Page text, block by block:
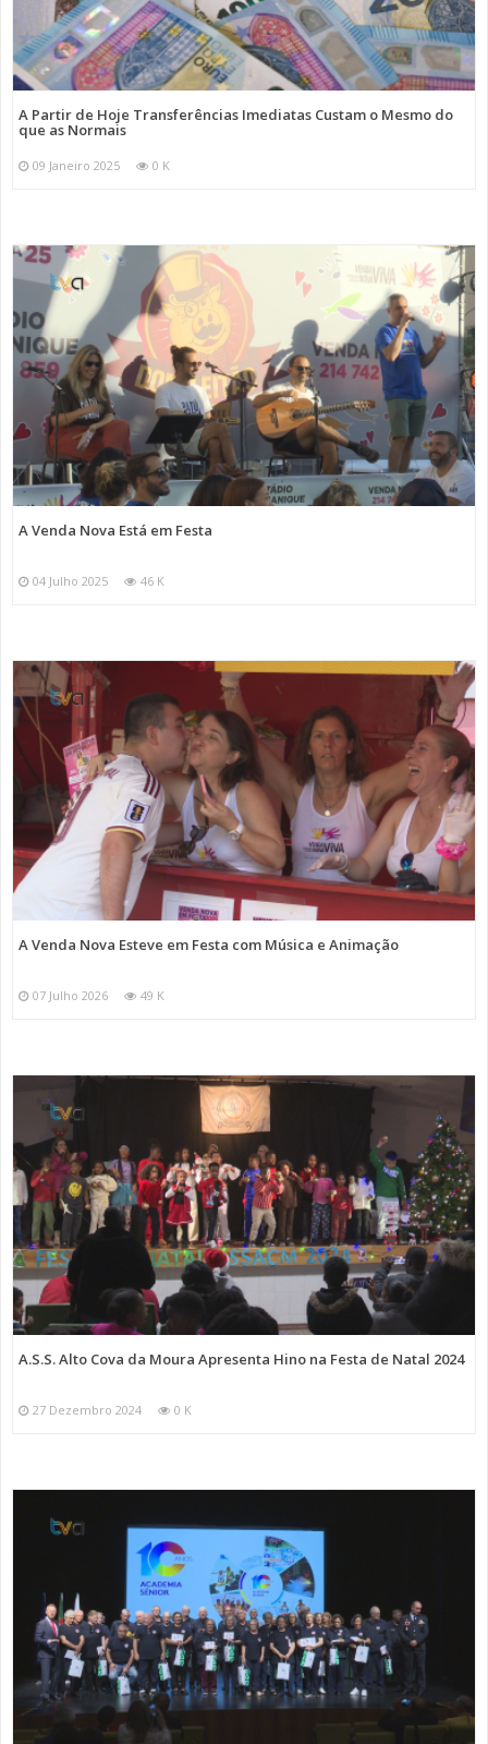
A Partir de Hoje Transferências Imediatas Custam o Mesmo do
que as Normais
09 Janeiro 2025 0 K
A Venda Nova Está em Festa
04 Julho 2025 46 K
A Venda Nova Esteve em Festa com Música e Animação
07 Julho 2026 49 K
A.S.S. Alto Cova da Moura Apresenta Hino na Festa de Natal 2024
27 Dezembro 2024 0 K